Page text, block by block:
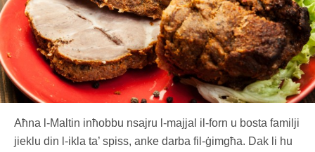
Aħna l-Maltin inħobbu nsajru l-majjal il-forn u bosta familji
jieklu din l-ikla ta’ spiss, anke darba fil-ġimgħa. Dak li hu